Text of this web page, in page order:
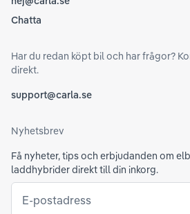
Chatta
Har du redan köpt bil och har frågor?
direkt.
support@carla.se
Nyhetsbrev
Få nyheter, tips och erbjudanden om
laddhybrider direkt till din inkorg.
E-postadress